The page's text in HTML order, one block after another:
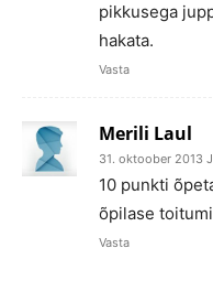
pikkusega
hakata.
Vasta
Merili Laul
31. oktoober 2013
10 punkti
õpilase
Vasta